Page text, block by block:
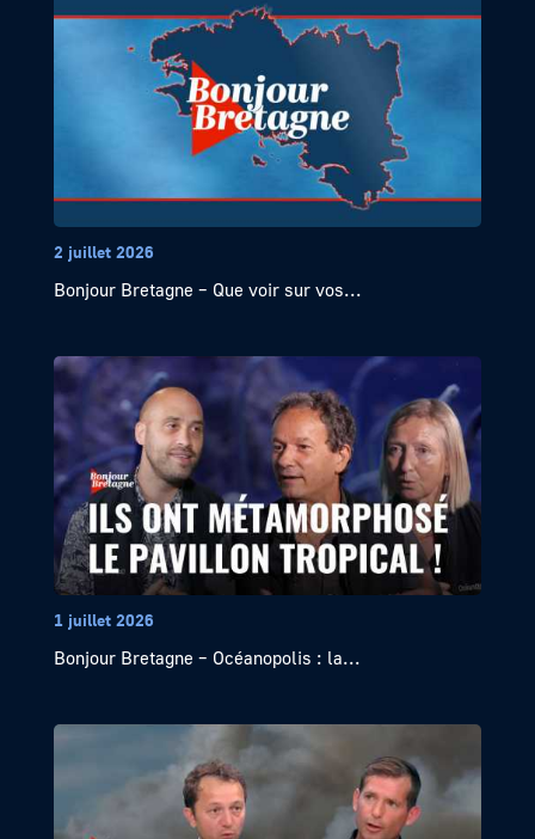
2 juillet 2026
Bonjour Bretagne – Que voir sur vos...
1 juillet 2026
Bonjour Bretagne – Océanopolis : la...